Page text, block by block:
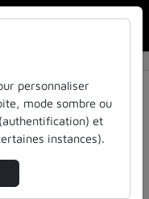
la vidéo
ia et
inscrire dans
personnaliser
mode sombre ou
et
instances).